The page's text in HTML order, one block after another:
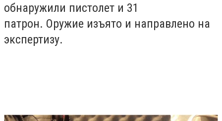
обнаружили пистолет и 31
патрон. Оружие изъято и направлено на
экспертизу.